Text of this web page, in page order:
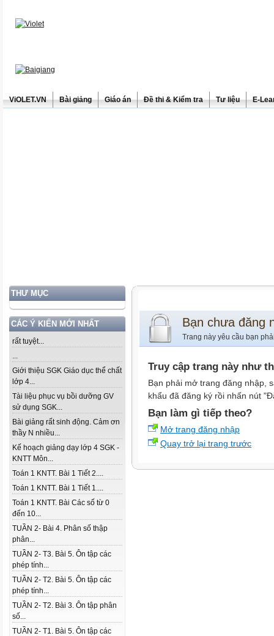
ViOLET.VN Bài giảng Giáo án Đề thi & Kiểm tra Tư liệu E-
THƯ MỤC
CÁC Ý KIẾN MỚI NHẤT
rất tuyệt...
...
Giới thiệu SGK Giáo dục thể chất
lớp 4...
Tài liệu phục vụ bồi dưỡng GV
sử dụng SGK...
Bài giảng rất sinh động. Cảm ơn
thầy N nhiều...
Kế hoạch giảng dạy lớp 4 SGK -
KNTT Môn...
Toán 1 KNTT. Bài 1 Tiết 2....
Toán 1 KNTT. Bài 1 Tiết 1....
Toán 1 KNTT. Bài Các số từ 0
đến 10...
TUẦN 2- Bài 4. Phân số thập
phân...
TUẦN 2- T3. Bài 5. Ôn tập các
phép tính...
TUẦN 2- T2. Bài 5. Ôn tập các
phép tính...
TUẦN 2- T2. Bài 3. Ôn tập phân
số...
TUẦN 2- T1. Bài 5. Ôn tập các
Bạn chưa đăng
Trang này yêu cầu bạn
Truy cập trang này như
Bạn phải mở trang đăng nhập,
khẩu đã đăng ký rồi nhấn nút
Bạn làm gì tiếp theo?
Mở trang đăng nhập
Quay trở lại trang trước